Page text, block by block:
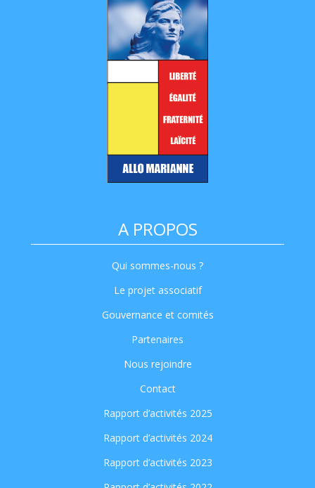
A PROPOS
Qui sommes-nous ?
Le projet associatif
Gouvernance et comités
Partenaires
Nous rejoindre
Contact
Rapport d’activités 2025
Rapport d’activités 2024
Rapport d’activités 2023